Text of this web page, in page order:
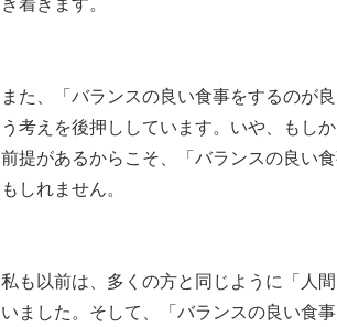
また、「バランスの良い食事をするのが
う考えを後押ししています。いや、もし
前提があるからこそ、「バランスの良い
もしれません。
私も以前は、多くの方と同じように「人
いました。そして、「バランスの良い食